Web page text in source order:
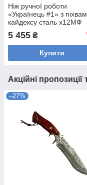
Ніж ручної роботи
«Українець #1» з
кайдексу сталь х12МФ
5 455 ₴
Купити
Акційні
–27%